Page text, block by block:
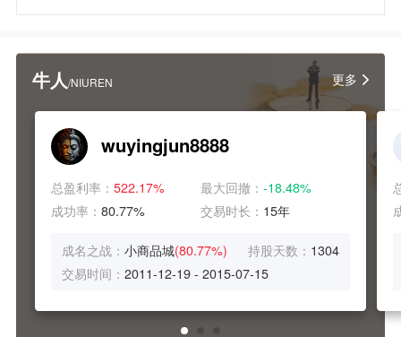
牛人/NIUREN 更多
wuyingjun8888
总盈利率： 522.17% 最大回撤：-18.48%
成功率： 80.77% 交易时长： 15年
成名之战： 小商品城(80.77%) 持股天数： 1304
交易时间： 2011-12-19 - 2015-07-15